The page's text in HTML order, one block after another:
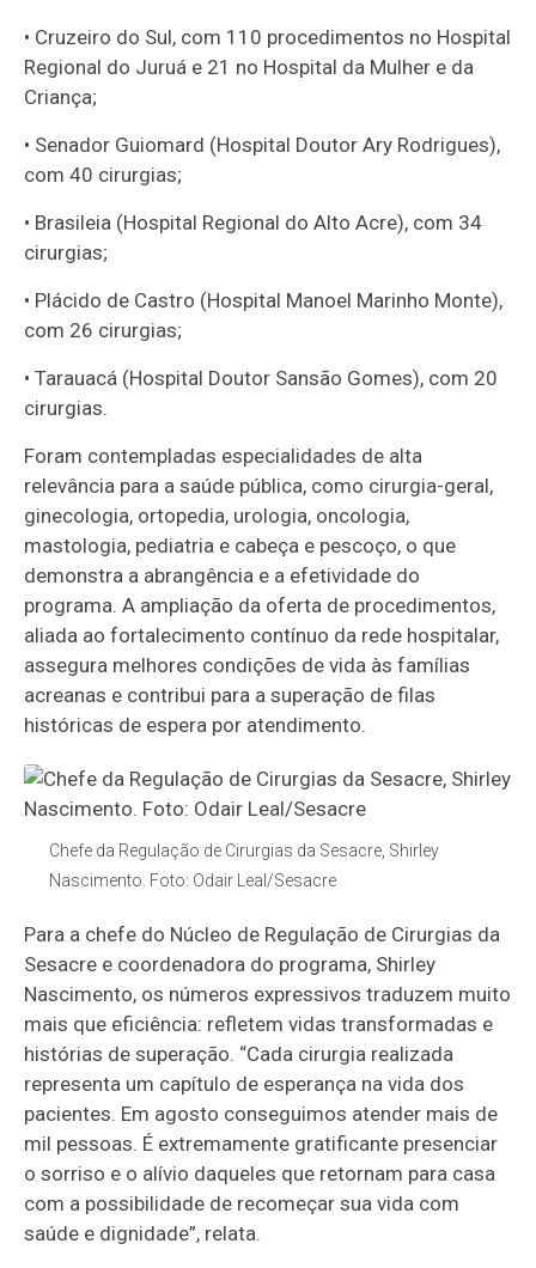
• Cruzeiro do Sul, com 110 procedimentos no Hospital
Regional do Juruá e 21 no Hospital da Mulher e da
Criança;
• Senador Guiomard (Hospital Doutor Ary Rodrigues),
com 40 cirurgias;
• Brasileia (Hospital Regional do Alto Acre), com 34
cirurgias;
• Plácido de Castro (Hospital Manoel Marinho Monte),
com 26 cirurgias;
• Tarauacá (Hospital Doutor Sansão Gomes), com 20
cirurgias.
Foram contempladas especialidades de alta
relevância para a saúde pública, como cirurgia-geral,
ginecologia, ortopedia, urologia, oncologia,
mastologia, pediatria e cabeça e pescoço, o que
demonstra a abrangência e a efetividade do
programa. A ampliação da oferta de procedimentos,
aliada ao fortalecimento contínuo da rede hospitalar,
assegura melhores condições de vida às famílias
acreanas e contribui para a superação de filas
históricas de espera por atendimento.
Chefe da Regulação de Cirurgias da Sesacre, Shirley
Nascimento. Foto: Odair Leal/Sesacre
Para a chefe do Núcleo de Regulação de Cirurgias da
Sesacre e coordenadora do programa, Shirley
Nascimento, os números expressivos traduzem muito
mais que eficiência: refletem vidas transformadas e
histórias de superação. “Cada cirurgia realizada
representa um capítulo de esperança na vida dos
pacientes. Em agosto conseguimos atender mais de
mil pessoas. É extremamente gratificante presenciar
o sorriso e o alívio daqueles que retornam para casa
com a possibilidade de recomeçar sua vida com
saúde e dignidade”, relata.